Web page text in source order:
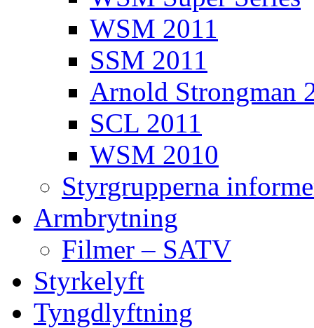
WSM 2011
SSM 2011
Arnold Strongman
SCL 2011
WSM 2010
Styrgrupperna
Armbrytning
Filmer – SATV
Styrkelyft
Tyngdlyftning